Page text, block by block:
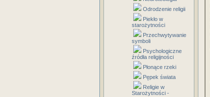
Odrodzenie religii
Piekło w
starożytności
Przechwytywanie
symboli
Psychologiczne
źródła religijności
Płonące rzeki
Pępek świata
Religie w
Starożytności -